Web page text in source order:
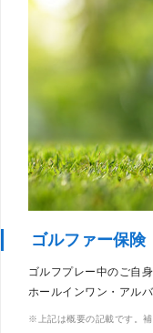
ゴルファー保険
ゴルフプレー中のご自
ホールインワン・アル
上記は概要の記載です。